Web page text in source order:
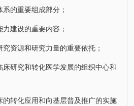
系的重要组成部分；
力建设的重要内容；
究资源和研究力量的重要依托；
床研究和转化医学发展的组织中心和
的转化应用和向基层普及推广的实施